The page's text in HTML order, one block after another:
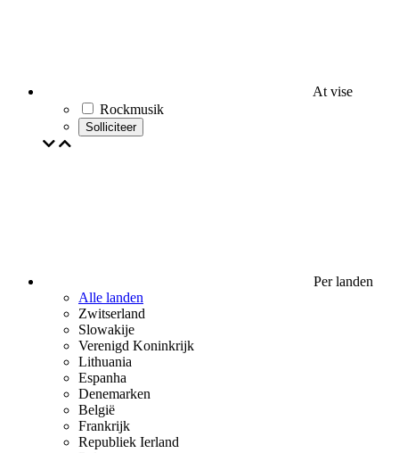
At vise
Rockmusik
Solliciteer
Per landen
Alle landen
Zwitserland
Slowakije
Verenigd Koninkrijk
Lithuania
Espanha
Denemarken
België
Frankrijk
Republiek Ierland